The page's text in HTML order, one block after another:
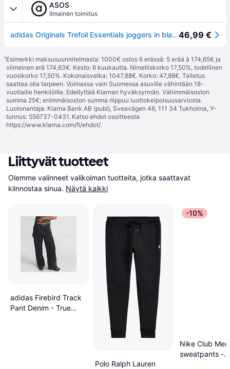
ASOS
Ilmainen toimitus
adidas Originals Trefoil Essentials joggers in black46,99 €
¹Esimerkki maksusuunnitelmasta: 1000€ ostos 6 erässä: 5 erää à 174,65€ ja
viimeinen erä 174,63€. Kesto: 6 kuukautta. Nimelliskorko 17,50%, todellinen
vuosikorko 17,50%. Kokonaisvelka: 1047,88€. Korko: 47,88€. Talletus
saattaa olla tarpeen. Voimassa vain Suomessa asuville vähintään 18-
vuotiaille henkilöille. Edellyttää Klarnan hyväksynnän. Vähimmäisoston
summa 25€; enimmäisoston summa riippuu luottokelpoisuusarviosta.
Luotonantaja: Klarna Bank AB (publ), Sveavägen 46, 111 34 Tukholma, Y-
tunnus: 556737-0431. Katso ehdot osoitteesta
https://www.klarna.com/fi/ehdot/.
Liittyvät tuotteet
Olemme valinneet valikoiman tuotteita, jotka saattavat
kiinnostaa sinua. Näytä kaikki
adidas Firebird Track
Pant Denim - True
Polo Ralph Lauren
-10%
Nike Club
sweatpants -